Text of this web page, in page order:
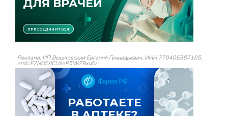
Реклама: ИП Вышковский Евгений Геннадьевич, ИНН 770406387105,
erid=F7NfYUJCUneP5W79xufv